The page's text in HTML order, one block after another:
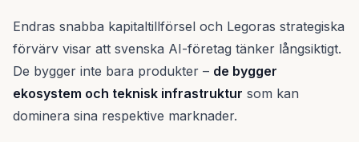
Endras snabba kapitaltillförsel och Legoras strategiska
förvärv visar att svenska AI-företag tänker långsiktigt.
De bygger inte bara produkter – de bygger
ekosystem och teknisk infrastruktur som kan
dominera sina respektive marknader.